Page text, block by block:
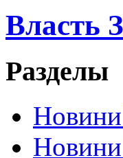
Власть
Разделы
Новини